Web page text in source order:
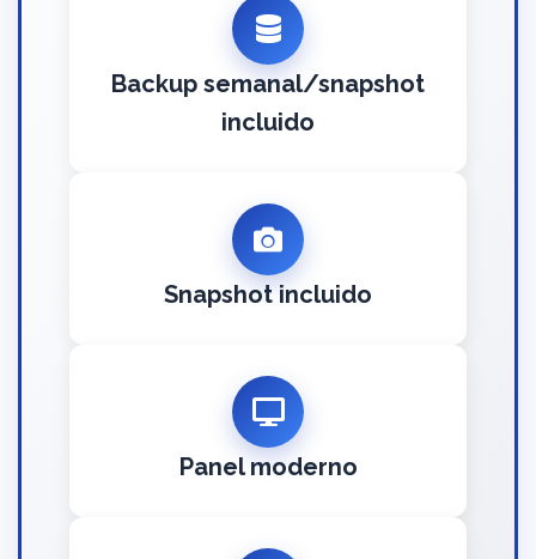
Backup semanal/snapshot
incluido
Snapshot incluido
Panel moderno